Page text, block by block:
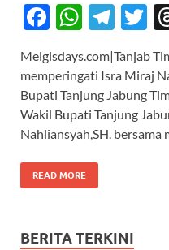
F
e
b
o
o
k
W
at
s
A
p
p
T
e
gr
a
m
T
Melgisdays.com|Tanjab
memperingati Isra Miraj
Bupati Tanjung Jabung
Wakil Bupati Tanjung
Nahliansyah,SH. bersama
READ MORE
BERITA TERKINI